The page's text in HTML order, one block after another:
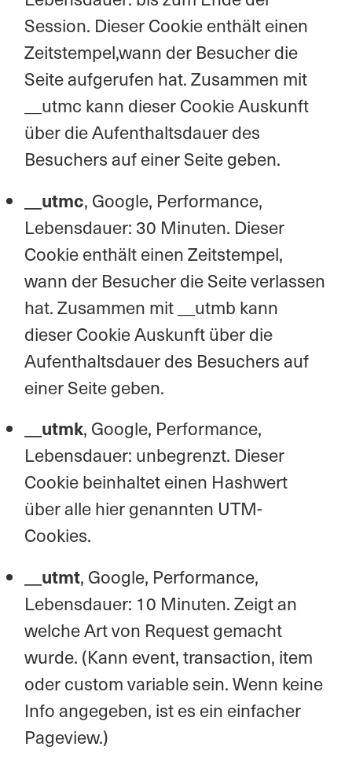
Session. Dieser Cookie enthält einen
Zeitstempel,wann der Besucher die
Seite aufgerufen hat. Zusammen mit
__utmc kann dieser Cookie Auskunft
über die Aufenthaltsdauer des
Besuchers auf einer Seite geben.
__utmc, Google, Performance,
Lebensdauer: 30 Minuten. Dieser
Cookie enthält einen Zeitstempel,
wann der Besucher die Seite verlassen
hat. Zusammen mit __utmb kann
dieser Cookie Auskunft über die
Aufenthaltsdauer des Besuchers auf
einer Seite geben.
__utmk, Google, Performance,
Lebensdauer: unbegrenzt. Dieser
Cookie beinhaltet einen Hashwert
über alle hier genannten UTM-
Cookies.
__utmt, Google, Performance,
Lebensdauer: 10 Minuten. Zeigt an
welche Art von Request gemacht
wurde. (Kann event, transaction, item
oder custom variable sein. Wenn keine
Info angegeben, ist es ein einfacher
Pageview.)